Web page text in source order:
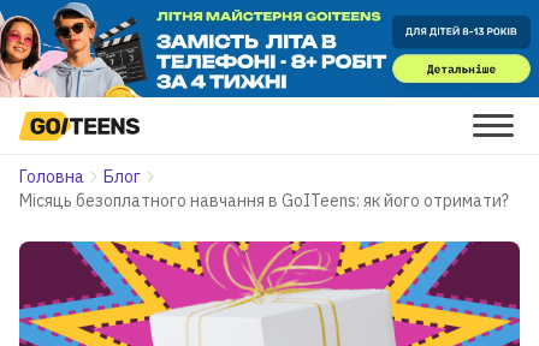
Головна
Блог
Місяць безоплатного навчання в GoITeens: як його отримати?